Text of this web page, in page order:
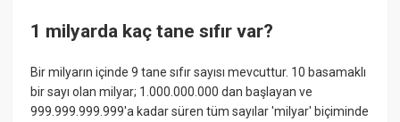
1 milyarda kaç tane sıfır var?
Bir milyarın içinde 9 tane sıfır sayısı mevcuttur. 10 basamaklı
bir sayı olan milyar; 1.000.000.000 dan başlayan ve
999.999.999.999'a kadar süren tüm sayılar 'milyar' biçiminde